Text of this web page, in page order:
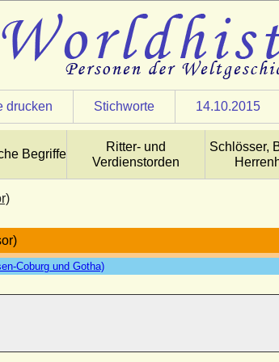
drucken Stichworte 14.10.2015
Begriffe
Ritter- und
Verdienstorden
Schlösser,
Coburg und Gotha)